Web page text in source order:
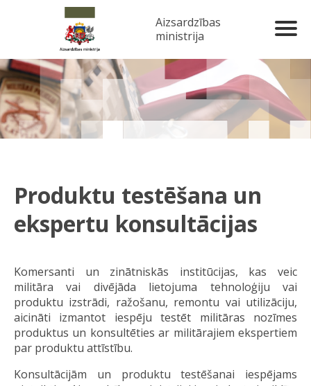
Aizsardzības
ministrija
Produktu testēšana un
ekspertu konsultācijas
Komersanti un zinātniskās institūcijas, kas veic
militāra vai divējāda lietojuma tehnoloģiju vai
produktu izstrādi, ražošanu, remontu vai utilizāciju,
aicināti izmantot iespēju testēt militāras nozīmes
produktus un konsultēties ar militārajiem ekspertiem
par produktu attīstību.
Konsultācijām un produktu testēšanai iespējams